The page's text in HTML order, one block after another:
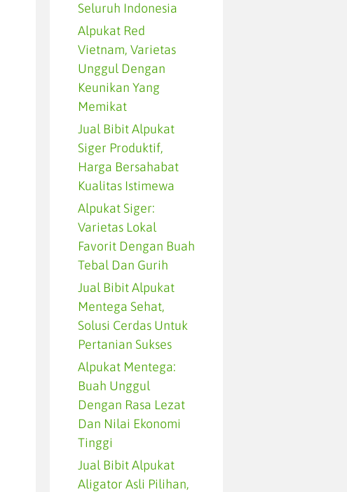
Seluruh Indonesia
Alpukat Red
Vietnam, Varietas
Unggul Dengan
Keunikan Yang
Memikat
Jual Bibit Alpukat
Siger Produktif,
Harga Bersahabat
Kualitas Istimewa
Alpukat Siger:
Varietas Lokal
Favorit Dengan Buah
Tebal Dan Gurih
Jual Bibit Alpukat
Mentega Sehat,
Solusi Cerdas Untuk
Pertanian Sukses
Alpukat Mentega:
Buah Unggul
Dengan Rasa Lezat
Dan Nilai Ekonomi
Tinggi
Jual Bibit Alpukat
Aligator Asli Pilihan,